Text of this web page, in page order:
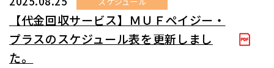
【代金回収サービス】ＭＵＦペイジー・
プラスのスケジュール表を更新しまし
た。